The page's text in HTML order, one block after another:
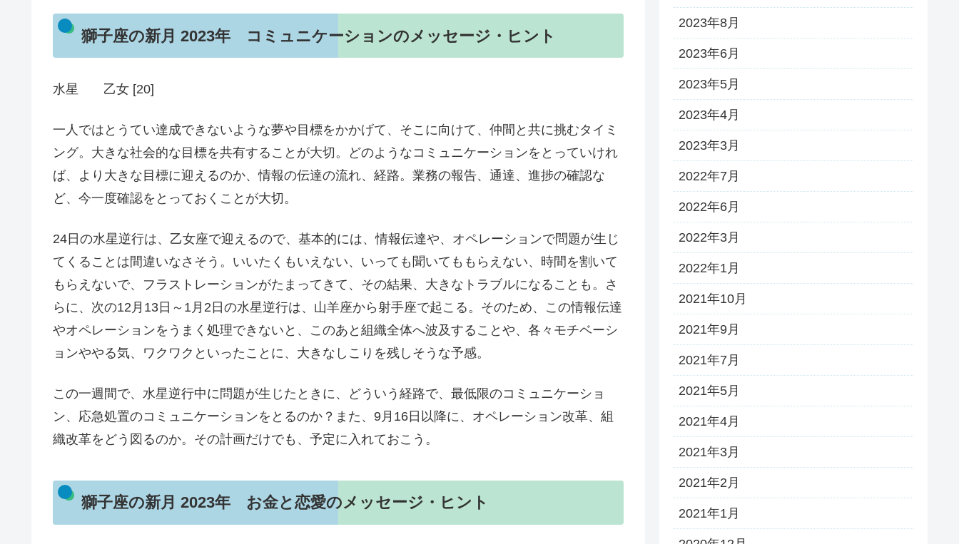
獅子座の新月 2023年 コミュニケーションのメッセージ・ヒント
水星 乙女 [20]
一人ではとうてい達成できないような夢や目標をかかげて、そこに向けて、仲間と共に挑むタイミ
ング。大きな社会的な目標を共有することが大切。どのようなコミュニケーションをとっていけれ
ば、より大きな目標に迎えるのか、情報の伝達の流れ、経路。業務の報告、通達、進捗の確認な
ど、今一度確認をとっておくことが大切。
24日の水星逆行は、乙女座で迎えるので、基本的には、情報伝達や、オペレーションで問題が生じ
てくることは間違いなさそう。いいたくもいえない、いっても聞いてももらえない、時間を割いて
もらえないで、フラストレーションがたまってきて、その結果、大きなトラブルになることも。さ
らに、次の12月13日～1月2日の水星逆行は、山羊座から射手座で起こる。そのため、この情報伝達
やオペレーションをうまく処理できないと、このあと組織全体へ波及することや、各々モチベーシ
ョンややる気、ワクワクといったことに、大きなしこりを残しそうな予感。
この一週間で、水星逆行中に問題が生じたときに、どういう経路で、最低限のコミュニケーショ
ン、応急処置のコミュニケーションをとるのか？また、9月16日以降に、オペレーション改革、組
織改革をどう図るのか。その計画だけでも、予定に入れておこう。
獅子座の新月 2023年 お金と恋愛のメッセージ・ヒント
2023年8月
2023年6月
2023年5月
2023年4月
2023年3月
2022年7月
2022年6月
2022年3月
2022年1月
2021年10月
2021年9月
2021年7月
2021年5月
2021年4月
2021年3月
2021年2月
2021年1月